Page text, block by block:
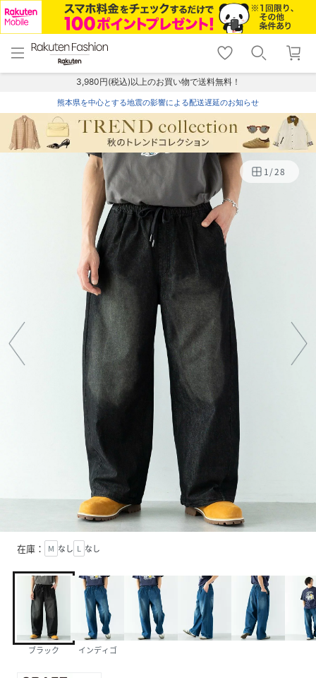
menu home
トップ
shopping_cart lock_outline
ログイン
3,980円(税込)以上のお買い物で送料無料！
熊本県を中心とする地震の影響による配送遅延のお知らせ
1/28
在庫： M なし L なし
ブラック インディゴ